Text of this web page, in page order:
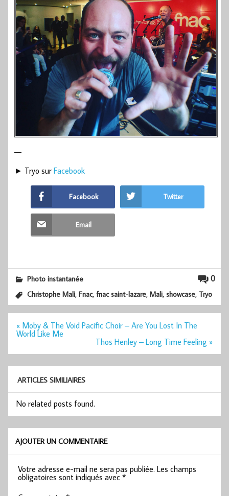
—
► Tryo sur Facebook
Facebook Twitter
Email
0
Photo instantanée
Christophe Mali,Fnac,fnac saint-lazare,Mali,showcase, Tryo
Navigation
de
« Moby & The Void Pacific Choir – Are You Lost In The
World Like Me
Thos Henley – Long Time Feeling »
ARTICLES SIMILIAIRES
No related posts found.
AJOUTER UN COMMENTAIRE
Votre adresse e-mail ne sera pas publiée. Les champs
obligatoires sont indiqués avec*